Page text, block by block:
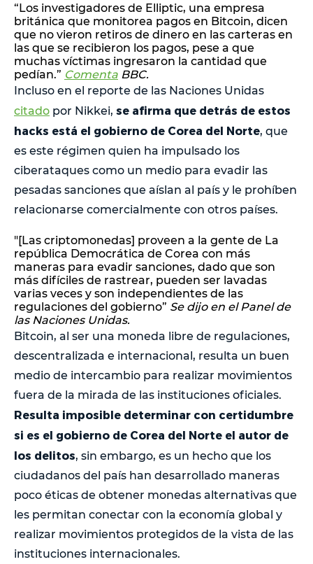
“Los investigadores de Elliptic, una empresa
británica que monitorea pagos en Bitcoin, dicen
que no vieron retiros de dinero en las carteras en
las que se recibieron los pagos, pese a que
muchas víctimas ingresaron la cantidad que
pedían.” Comenta BBC.
Incluso en el reporte de las Naciones Unidas
citado por Nikkei, se afirma que detrás de estos
hacks está el gobierno de Corea del Norte, que
es este régimen quien ha impulsado los
ciberataques como un medio para evadir las
pesadas sanciones que aíslan al país y le prohíben
relacionarse comercialmente con otros países.
"[Las criptomonedas] proveen a la gente de La
república Democrática de Corea con más
maneras para evadir sanciones, dado que son
más difíciles de rastrear, pueden ser lavadas
varias veces y son independientes de las
regulaciones del gobierno” Se dijo en el Panel de
las Naciones Unidas.
Bitcoin, al ser una moneda libre de regulaciones,
descentralizada e internacional, resulta un buen
medio de intercambio para realizar movimientos
fuera de la mirada de las instituciones oficiales.
Resulta imposible determinar con certidumbre
si es el gobierno de Corea del Norte el autor de
los delitos, sin embargo, es un hecho que los
ciudadanos del país han desarrollado maneras
poco éticas de obtener monedas alternativas que
les permitan conectar con la economía global y
realizar movimientos protegidos de la vista de las
instituciones internacionales.